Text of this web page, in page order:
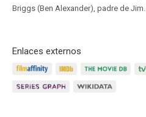
Briggs (Ben Alexander), padre de Jim.
Enlaces externos